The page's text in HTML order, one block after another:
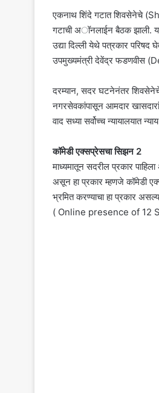
एकनाथ शिंदे गटात शिवसेनेचे
गटाची अॉनलाईन बैठक झाली.
उद्या दिल्ली येथे पत्रकार
उपमुख्यमंत्री देवेंद्र फडणवीस
दरम्यान, सदर घटनेनंतर
नगरसेवकांपासून आमदार
वाद सध्या सर्वोच्च न्यायालयात
कॉमेडी एक्सप्रेसचा सिझन 2
माध्यमातून सदरील प्रकार
असून हा प्रकार म्हणजे कॉमेडी
भ्रमित करण्याचा हा प्रकार
( Online presence of 12